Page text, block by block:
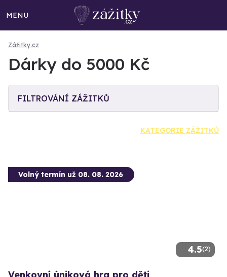
MENU
Zážitky.cz
Dárky do 5000 Kč
FILTROVÁNÍ ZÁŽITKŮ
KATEGORIE ZÁŽITKŮ
4.5(2)
Volný termín už 08. 08. 2026